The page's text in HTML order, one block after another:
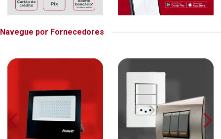
Navegue por Fornecedores